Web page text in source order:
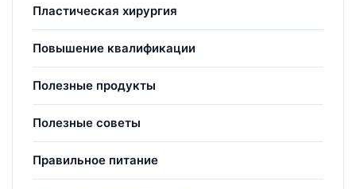
Пластическая хирургия
Повышение квалификации
Полезные продукты
Полезные советы
Правильное питание